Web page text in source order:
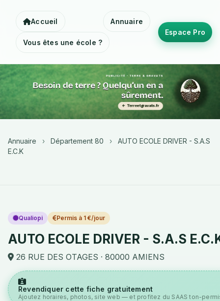
Accueil Annuaire
Vous êtes une école ?
Espace Pro
Annuaire › Département 80 ›
AUTO ECOLE DRIVER - S.A.S
E.C.K
Qualiopi Permis à 1 €/jour
AUTO ECOLE DRIVER - S.A.S
26 RUE DES OTAGES · 80000 AMIENS
Revendiquer cette fiche gratuitement
Ajoutez horaires, photos, site web — et profitez du SAAS ton-